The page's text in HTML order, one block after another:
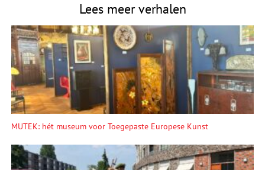
Lees meer verhalen
MUTEK: hét museum voor Toegepaste Europese Kunst